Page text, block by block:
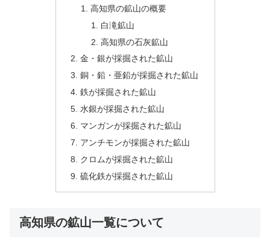
高知県の鉱山の概要
白滝鉱山
高知県の石灰鉱山
金・銀が採掘された鉱山
銅・鉛・亜鉛が採掘された鉱山
鉄が採掘された鉱山
水銀が採掘された鉱山
マンガンが採掘された鉱山
アンチモンが採掘された鉱山
クロムが採掘された鉱山
硫化鉄が採掘された鉱山
高知県の鉱山一覧について